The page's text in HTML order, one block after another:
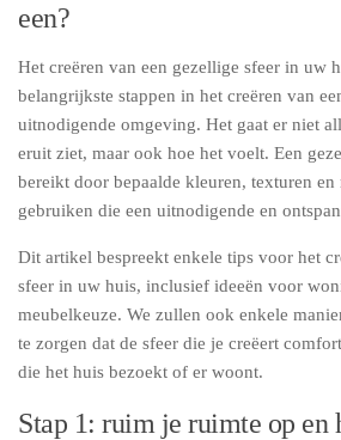
een?
Het creëren van een gezellige sfeer in uw
belangrijkste stappen in het creëren van
uitnodigende omgeving. Het gaat er niet
eruit ziet, maar ook hoe het voelt. Een
bereikt door bepaalde kleuren, texturen en
gebruiken die een uitnodigende en
Dit artikel bespreekt enkele tips voor het
sfeer in uw huis, inclusief ideeën voor
meubelkeuze. We zullen ook enkele
te zorgen dat de sfeer die je creëert
die het huis bezoekt of er woont.
Stap 1: ruim je ruimte op en